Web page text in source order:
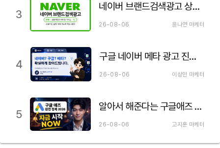
3
네이버 브랜드검색광고 상품 특징 설명&검색광고와 차이점
26-08-06 윤나연 마케터
4
구글 네이버 메타 광고 진행하기 전 꼭 알아야 될 내용
26-08-06 이상민 마케터
5
알아서 해준다는 구글애즈 세팅의 거짓말. 구글 광고 세팅 제대로 하셔야 합니다!
26-08-06 고지훈 마케터